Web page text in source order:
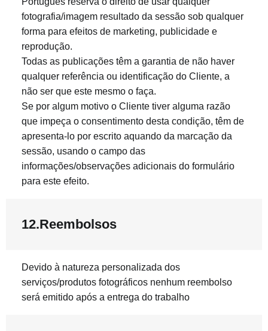
fotografia/imagem resultado da sessão sob qualquer
forma para efeitos de marketing, publicidade e
reprodução.
Todas as publicações têm a garantia de não haver
qualquer referência ou identificação do Cliente, a
não ser que este mesmo o faça.
Se por algum motivo o Cliente tiver alguma razão
que impeça o consentimento desta condição, têm de
apresenta-lo por escrito aquando da marcação da
sessão, usando o campo das
informações/observações adicionais do formulário
para este efeito.
12.Reembolsos
Devido à natureza personalizada dos
serviços/produtos fotográficos nenhum reembolso
será emitido após a entrega do trabalho